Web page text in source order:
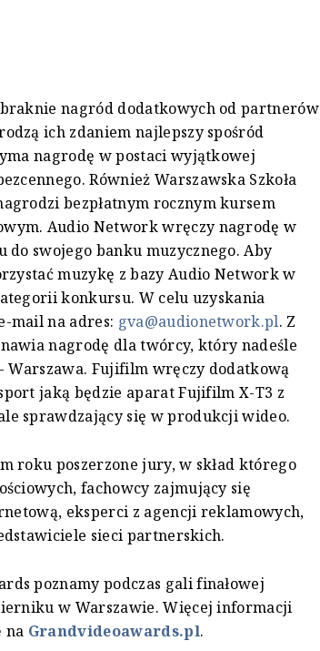
nagród dodatkowych od partnerów
ich zdaniem najlepszy spośród
nagrodę w postaci wyjątkowej
Również Warszawska Szkoła
bezpłatnym rocznym kursem
Audio Network wręczy nagrodę w
do swojego banku muzycznego. Aby
muzykę z bazy Audio Network w
konkursu. W celu uzyskania
mail na adres: gva@audionetwork.pl. Z
nagrodę dla twórcy, który nadeśle
Fujifilm wręczy dodatkową
jaką będzie aparat Fujifilm X-T3 z
sprawdzający się w produkcji wideo.
roku poszerzone jury, w skład którego
fachowcy zajmujący się
eksperci z agencji reklamowych,
sieci partnerskich.
poznamy podczas gali finałowej
w Warszawie. Więcej informacji
na Grandvideoawards.pl.